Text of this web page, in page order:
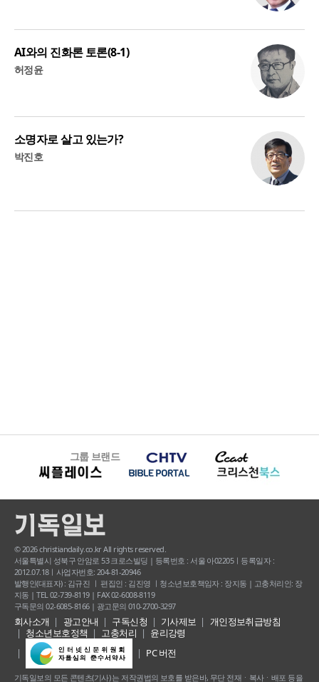
AI와의 진화론 토론(8-1)
허정윤
소명자로 살고 있는가?
박진호
그룹 브랜드
© 2026 christiandaily.co.kr All rights reserved.
서울특별시 성북구 안암로 53 크로스빌딩 | 등록번호 : 서울 아02205ㅣ등록일자 :
2012.07.18ㅣ사업자번호: 204-81-20946
발행인(대표자) : 김규진 ㅣ 편집인 : 김진영 ㅣ청소년보호책임자 : 장지동 | 고충처리인: 장
지동 | TEL 02-739-8119 | FAX 02-6008-8119
구독문의 02-6085-8166 | 광고문의 010-2700-3297
회사소개 광고안내 구독신청 기사제보
개인정보취급방침
청소년보호정책
고충처리
윤리강령
PC 버전
기독일보의 모든 콘텐츠(기사) 는 저작권법의 보호를 받은바, 무단 전재ㆍ복사ㆍ배포 등을